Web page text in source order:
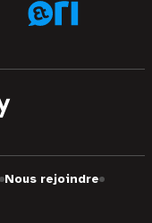
Nous rejoindre